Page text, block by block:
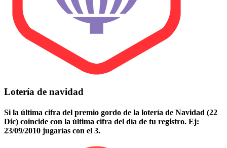
Lotería de navidad
Si la última cifra del premio gordo de la lotería de Navidad (22
Dic) coincide con la última cifra del día de tu registro. Ej:
23/09/2010 jugarías con el 3.